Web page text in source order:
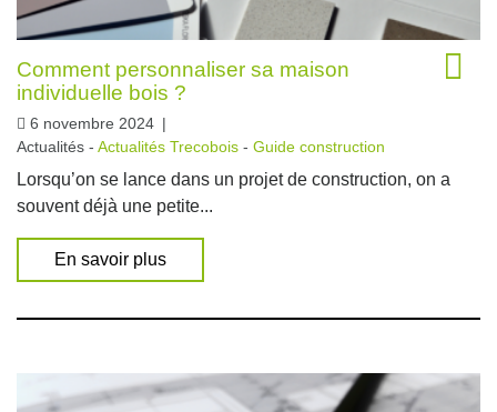
Comment personnaliser sa maison
individuelle bois ?
6 novembre 2024 |
Actualités - Actualités Trecobois - Guide construction
Lorsqu’on se lance dans un projet de construction, on a
souvent déjà une petite...
En savoir plus